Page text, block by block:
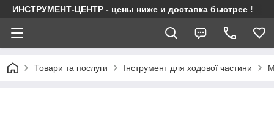
ИНСТРУМЕНТ-ЦЕНТР - цены ниже и доставка быстрее !
Товари та послуги Інструмент для ходової частини